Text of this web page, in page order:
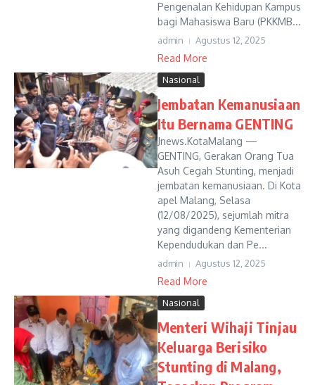
Pengenalan Kehidupan Kampus
bagi Mahasiswa Baru (PKKMB...
admin Agustus 12, 2025
Read More
Nasional
Jembatan Kemanusiaan
Itu Bernama GENTING
Jnews.KotaMalang —
GENTING, Gerakan Orang Tua
Asuh Cegah Stunting, menjadi
jembatan kemanusiaan. Di Kota
apel Malang, Selasa
(12/08/2025), sejumlah mitra
yang digandeng Kementerian
Kependudukan dan Pe...
admin Agustus 12, 2025
Read More
Nasional
Menteri Wihaji Tinjau
Keluarga Berisiko
Stunting di Malang,